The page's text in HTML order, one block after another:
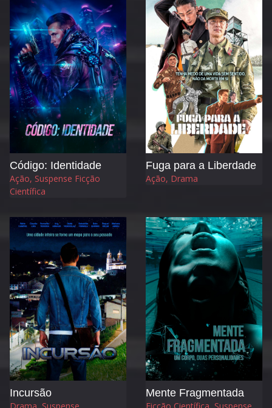
Código: Identidade
Ação, Suspense Ficção
Científica
Fuga para a Liberdade
Ação, Drama
Incursão Mente Fragmentada